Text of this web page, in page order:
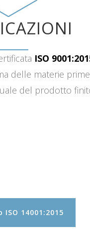
ISO
delle materie
del prodotto
14001:2015